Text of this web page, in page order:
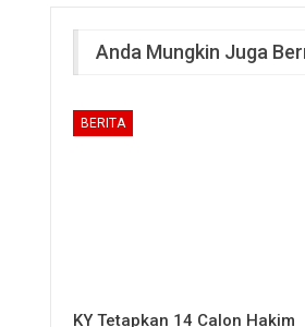
Anda Mungkin Juga
BERITA
KY Tetapkan 14 Calon Hakim